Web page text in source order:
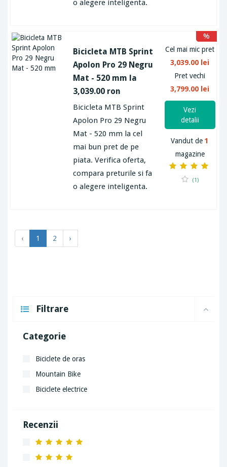
o alegere inteligenta.
Bicicleta MTB Sprint
Apolon Pro 29 Negru
Mat - 520 mm la
3,039.00 ron
Bicicleta MTB Sprint
Apolon Pro 29 Negru
Mat - 520 mm la cel
mai bun pret de pe
piata. Verifica oferta,
compara preturile si fa
o alegere inteligenta.
Cel mai mic pret
3,039.00 lei
Pret vechi
3,799.00 lei
%
Vezi
detalii
Vandut de1
magazine
(1)
‹ 1 2 ›
Filtrare
Categorie
Biciclete de oras
Mountain Bike
Biciclete electrice
Recenzii